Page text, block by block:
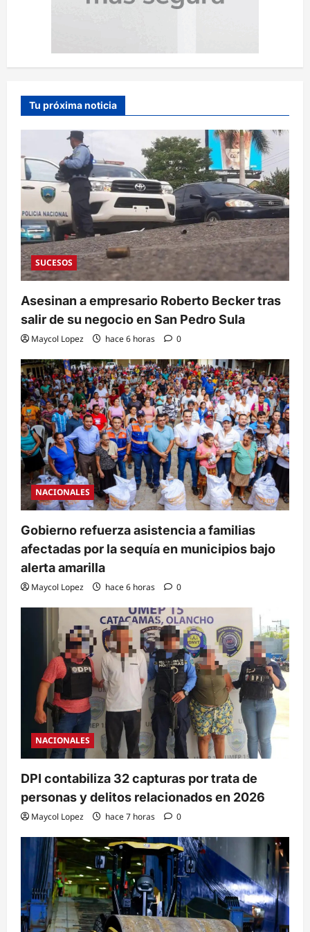
Tu próxima noticia
SUCESOS
Asesinan a empresario Roberto Becker tras
salir de su negocio en San Pedro Sula
Maycol Lopez hace 6 horas 0
NACIONALES
Gobierno refuerza asistencia a familias
afectadas por la sequía en municipios bajo
alerta amarilla
Maycol Lopez hace 6 horas 0
NACIONALES
DPI contabiliza 32 capturas por trata de
personas y delitos relacionados en 2026
Maycol Lopez hace 7 horas 0